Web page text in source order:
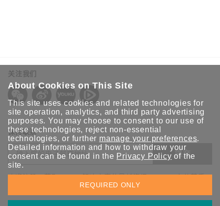
关注我们
保持联系
提交
欢迎注册，获取 Moxa 解决方案的最新资讯。Moxa 充分尊重
您的隐私，绝不会透露您的邮箱信息。
About Cookies on This Site
This site uses cookies and related technologies for
site operation, analytics, and third party advertising
purposes. You may choose to consent to our use of
these technologies, reject non-essential
technologies, or further manage your preferences.
Detailed information and how to withdraw your
consent can be found in the Privacy Policy of the
site.
REQUIRED ONLY